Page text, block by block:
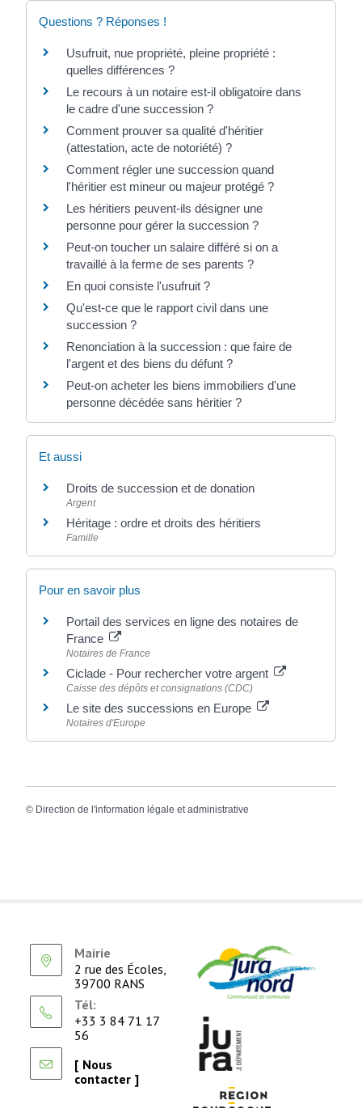
Questions ? Réponses !
Usufruit, nue propriété, pleine propriété :
quelles différences ?
Le recours à un notaire est-il obligatoire dans
le cadre d'une succession ?
Comment prouver sa qualité d'héritier
(attestation, acte de notoriété) ?
Comment régler une succession quand
l'héritier est mineur ou majeur protégé ?
Les héritiers peuvent-ils désigner une
personne pour gérer la succession ?
Peut-on toucher un salaire différé si on a
travaillé à la ferme de ses parents ?
En quoi consiste l'usufruit ?
Qu'est-ce que le rapport civil dans une
succession ?
Renonciation à la succession : que faire de
l'argent et des biens du défunt ?
Peut-on acheter les biens immobiliers d'une
personne décédée sans héritier ?
Et aussi
Droits de succession et de donation
Argent
Héritage : ordre et droits des héritiers
Famille
Pour en savoir plus
Portail des services en ligne des notaires de
France
Notaires de France
Ciclade - Pour rechercher votre argent
Caisse des dépôts et consignations (CDC)
Le site des successions en Europe
Notaires d'Europe
© Direction de l'information légale et administrative
Mairie
2 rue des Écoles,
39700 RANS
Tél:
+33 3 84 71 17
56
[ Nous
contacter ]